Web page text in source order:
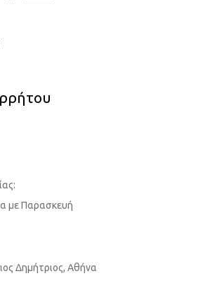
με Παρασκευή
Δημήτριος, Αθήνα